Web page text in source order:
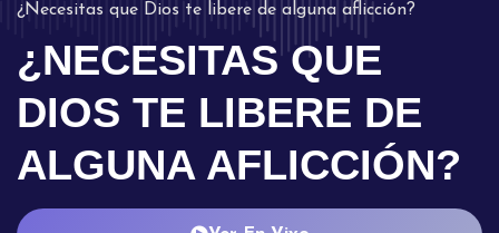
¿Necesitas que Dios te libere de alguna aflicción?
¿NECESITAS QUE
DIOS TE LIBERE DE
ALGUNA AFLICCIÓN?